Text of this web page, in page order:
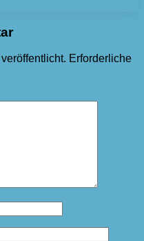
Erforderliche